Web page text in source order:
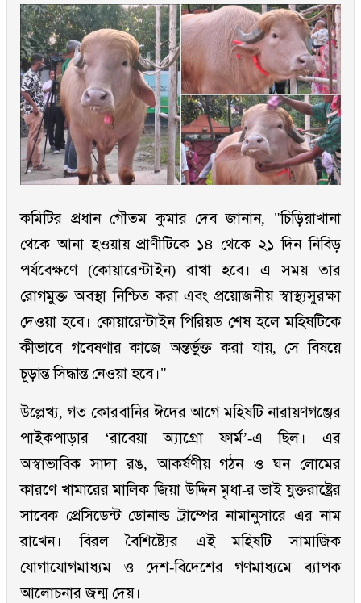
কমিটির প্রধান গৌতম কুমার দেব জানান, "চিড়িয়াখানা
থেকে আনা হওয়ায় প্রাণীটিকে ১৪ থেকে ২১ দিন নিবিড়
পর্যবেক্ষণে (কোয়ারেন্টাইন) রাখা হবে। এ সময় তার
রোগমুক্ত অবস্থা নিশ্চিত করা এবং প্রয়োজনীয় স্বাস্থ্যসুরক্ষা
দেওয়া হবে। কোয়ারেন্টাইন পিরিয়ড শেষ হলে মহিষটিকে
কীভাবে গবেষণার কাজে অন্তর্ভুক্ত করা যায়, সে বিষয়ে
চূড়ান্ত সিদ্ধান্ত নেওয়া হবে।"
উল্লেখ্য, গত কোরবানির ঈদের আগে মহিষটি নারায়ণগঞ্জের
পাইকপাড়ার ‘রাবেয়া অ্যাগ্রো ফার্ম’-এ ছিল। এর
অস্বাভাবিক সাদা রঙ, আকর্ষণীয় গঠন ও ঘন লোমের
কারণে খামারের মালিক জিয়া উদ্দিন মৃধা-র ভাই যুক্তরাষ্ট্রের
সাবেক প্রেসিডেন্ট ডোনাল্ড ট্রাম্পের নামানুসারে এর নাম
রাখেন। বিরল বৈশিষ্ট্যের এই মহিষটি সামাজিক
যোগাযোগমাধ্যম ও দেশ-বিদেশের গণমাধ্যমে ব্যাপক
আলোচনার জন্ম দেয়।